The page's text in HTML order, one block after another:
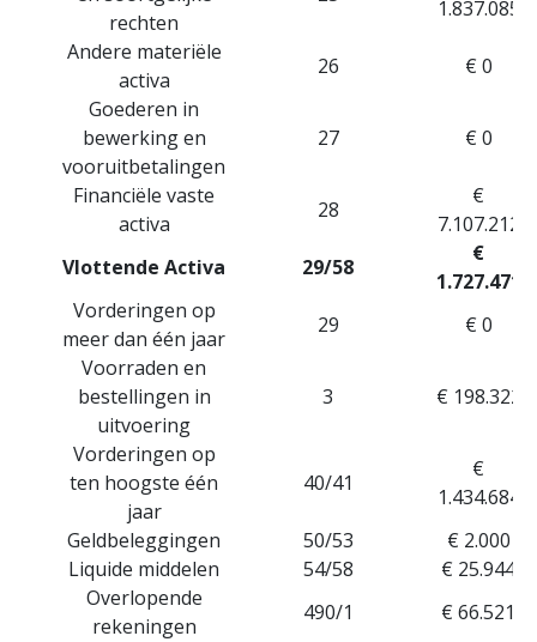
rechten
1.837.085
Andere materiële
activa
26
€ 0
Goederen in
bewerking en
vooruitbetalingen
27 € 0
Financiële vaste
activa
28
€
7.107.212
Vlottende Activa
29/58
€
1.727.471
Vorderingen op
meer dan één jaar
29
€ 0
Voorraden en
bestellingen in
uitvoering
3 € 198.322
Vorderingen op
ten hoogste één
jaar
40/41
€
1.434.684
Geldbeleggingen
50/53
€ 2.000
Liquide middelen
54/58
€ 25.944
Overlopende
rekeningen
490/1 € 66.521